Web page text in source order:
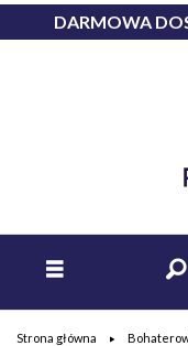
DARMOWA
Strona główna